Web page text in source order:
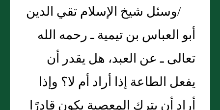
/وسئل شيخ الإسلام تقي الدين
أبو العباس بن تيمية ـ رحمه الله
تعالى ـ عن العبد، هل يقدر أن
يفعل الطاعة إذا أراد أم لا‏؟‏ وإذا